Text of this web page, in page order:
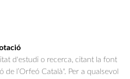
d'estudi o recerca, citant la font
l’Orfeó Català". Per a qualsevol